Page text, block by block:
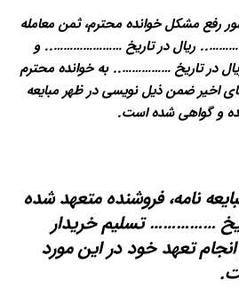
رفع مشکل خوانده محترم، ثمن معامله
………….. ریال در تاریخ ………………….. و
در تاریخ …………….. به خوانده محترم
اخیر ضمن ذیل نویسی در ظهر مبایعه
و گواهی شده است.
نامه، فروشنده متعهد شده
…………… تسلیم خریدار
انجام تعهد خود در این مورد